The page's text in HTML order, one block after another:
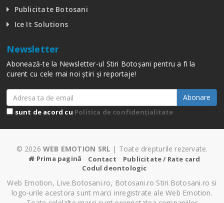
Publicitate Botosani
Ice It Solutions
Newsletter
Abonează-te la Newsletter-ul Stiri Botoșani pentru a fi la
curent cu cele mai noi știri și reportaje!
Abonare
sunt de acord cu Politica de confidențialitate
© 2026 WEB EMOTION SRL | Toate drepturile rezervate.
Prima pagină Contact
Publicitate / Rate card
Codul deontologic
Web Emotion, Live.Botosani.ro, Botosani.ro Stiri.Botosani.ro si
logo-urile acestora sunt marci inregistrate ale Web Emotion.